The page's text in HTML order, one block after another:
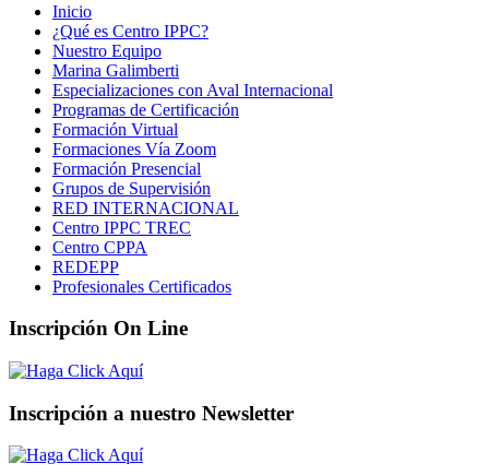
Inicio
¿Qué es Centro IPPC?
Nuestro Equipo
Marina Galimberti
Especializaciones con Aval Internacional
Programas de Certificación
Formación Virtual
Formaciones Vía Zoom
Formación Presencial
Grupos de Supervisión
RED INTERNACIONAL
Centro IPPC TREC
Centro CPPA
REDEPP
Profesionales Certificados
Inscripción On Line
Inscripción a nuestro Newsletter